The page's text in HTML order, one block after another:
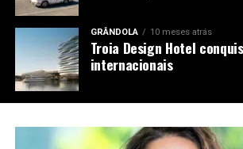
GRÂNDOLA 10 meses atrás
Troia Design Hotel
internacionais